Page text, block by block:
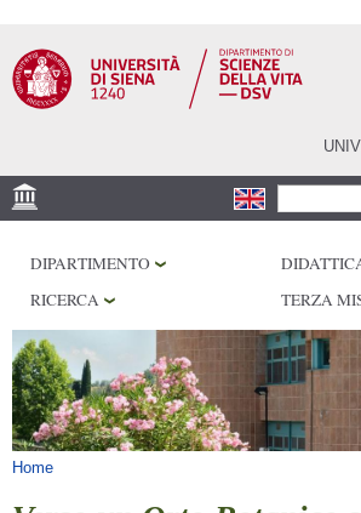
contenuto
principale
Form
CORE FACILITIES
LABORATORI
BIBLIOTECHE
SERVIZI
DIPARTIMENTO
RICERCA
TERZA
Tu sei qui
Home